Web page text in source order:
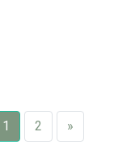
1 2 »